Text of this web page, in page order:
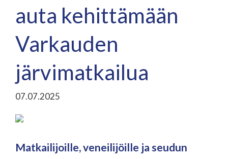
auta kehittämään
Varkauden
järvimatkailua
07.07.2025
Matkailijoille, veneilijöille ja seudun